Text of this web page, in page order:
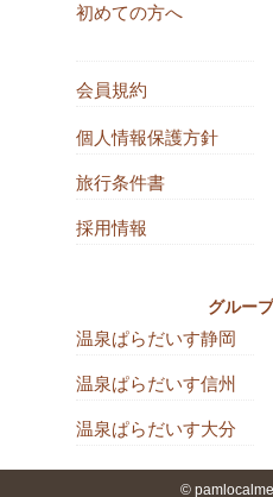
初めての方へ
会員規約
個人情報保護方針
旅行条件書
採用情報
グルー
温泉ぱらだいす静岡
温泉ぱらだいす信州
温泉ぱらだいす大分
©